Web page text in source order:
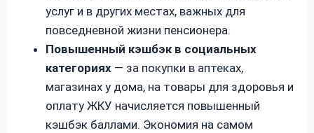
услуг и в других местах, важных для
повседневной жизни пенсионера.
Повышенный кэшбэк в социальных
категориях — за покупки в аптеках,
магазинах у дома, на товары для здоровья и
оплату ЖКУ начисляется повышенный
кэшбэк баллами. Экономия на самом